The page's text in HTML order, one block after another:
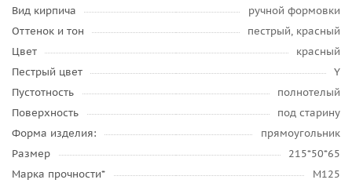
Вид кирпича
ручной формовки
Оттенок и тон
пестрый, красный
Цвет
красный
Пестрый цвет
Y
Пустотность
полнотелый
Поверхность
под старину
Форма изделия:
прямоугольник
Размер
215*50*65
Марка прочности*
М125